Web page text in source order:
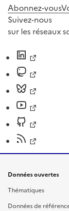
Abonnez-vous
Suivez-nous
sur les réseaux
Données ouvertes
Thématiques
Données de